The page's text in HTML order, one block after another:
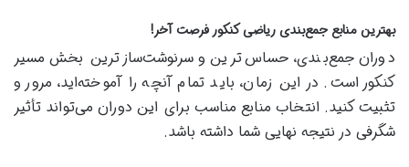
بهترین منابع جمع‌بندی ریاضی کنکور فرصت آخر!
دوران جمع‌بندی، حساس‌ترین و سرنوشت‌سازترین بخش مسیر
کنکور است. در این زمان، باید تمام آنچه را آموخته‌اید، مرور و
تثبیت کنید. انتخاب منابع مناسب برای این دوران می‌تواند تأثیر
شگرفی در نتیجه نهایی شما داشته باشد.